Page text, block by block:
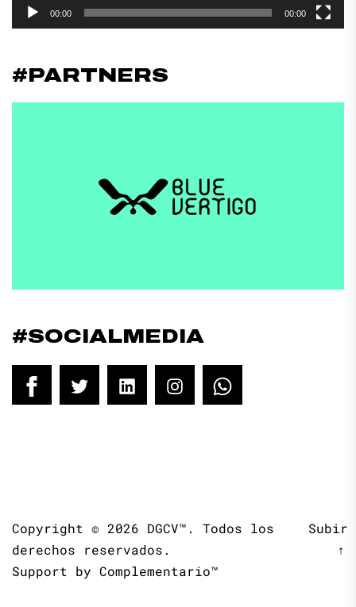
00:00 00:00
#PARTNERS
#SOCIALMEDIA
FacebookTwitter LinkedInInstagram
Copyright © 2026 DGCV™. Todos los
derechos reservados.
Support by Complementario™
Subir
↑